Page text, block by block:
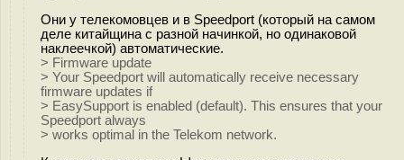
Они у телекомовцев и в Speedport (который на самом
деле китайщина с разной начинкой, но одинаковой
наклеечкой) автоматические.
> Firmware update
> Your Speedport will automatically receive necessary
firmware updates if
> EasySupport is enabled (default). This ensures that your
Speedport always
> works optimal in the Telekom network.